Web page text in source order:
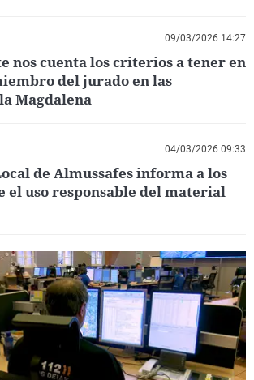
09/03/2026 14:27
nos cuenta los criterios a tener en
del jurado en las
Magdalena
04/03/2026 09:33
de Almussafes informa a los
el uso responsable del material